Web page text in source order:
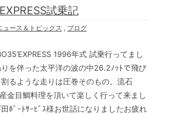
試乗記
ュース＆トピックス ブログ
1996年式 試乗行ってまし
を伴った太平洋の波の中26.2ﾉｯﾄで飛び
るような走りは圧巻そのもの。流石
金目鯛料理を頂いて楽しく行って来まし
ﾎﾞｰﾄｻｰﾋﾞｽ様お世話になりましたお疲れ